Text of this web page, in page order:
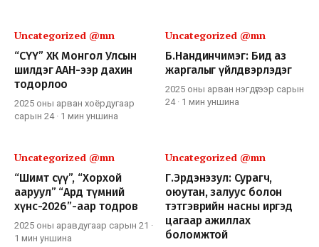
Uncategorized @mn
“СҮҮ” ХК Монгол Улсын
шилдэг ААН-ээр дахин
тодорлоо
2025 оны арван хоёрдугаар
сарын 24· 1 мин уншина
Uncategorized @mn
Б.Нандинчимэг: Бид аз
жаргалыг үйлдвэрлэдэг
2025 оны арван нэгдүгээр сарын
24· 1 мин уншина
Uncategorized @mn
“Шимт сүү”, “Хорхой
ааруул” “Ард түмний
хүнс-2026”-аар тодров
2025 оны аравдугаар сарын 21 ·
1 мин уншина
Uncategorized @mn
Г.Эрдэнэзул: Сурагч,
оюутан, залуус болон
тэтгэврийн насны иргэд
цагаар ажиллах
боломжтой